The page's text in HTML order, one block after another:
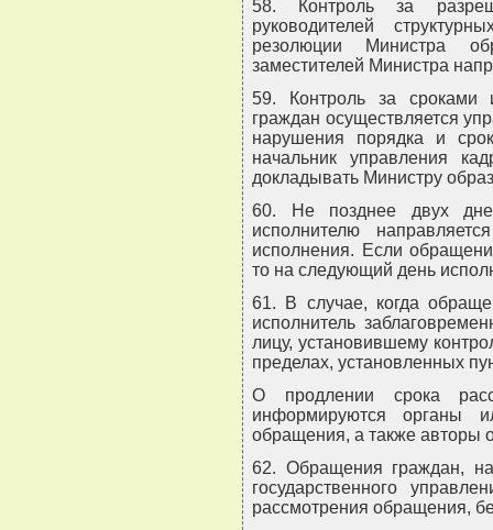
58. Контроль за
руководителей
резолюции Министра
заместителей Министра
59. Контроль за сроками
граждан осуществляется
нарушения порядка и
начальник управления
докладывать Министру
60. Не позднее двух
исполнителю
исполнения. Если
то на следующий день
61. В случае, когда
исполнитель
лицу, установившему
пределах, установленных
О продлении срока
информируются органы
обращения, а также авторы
62. Обращения граждан,
государственного
рассмотрения обращения,